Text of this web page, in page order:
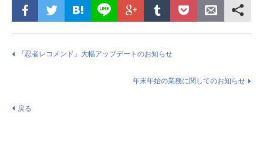
『忍者レコメンド』大幅アップデートのお知らせ
年末年始の業務に関してのお知らせ
戻る